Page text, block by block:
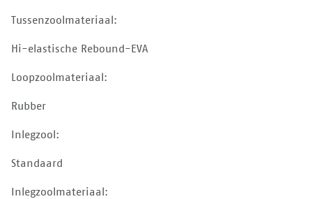
Tussenzoolmateriaal:
Hi-elastische Rebound-EVA
Loopzoolmateriaal:
Rubber
Inlegzool:
Standaard
Inlegzoolmateriaal: